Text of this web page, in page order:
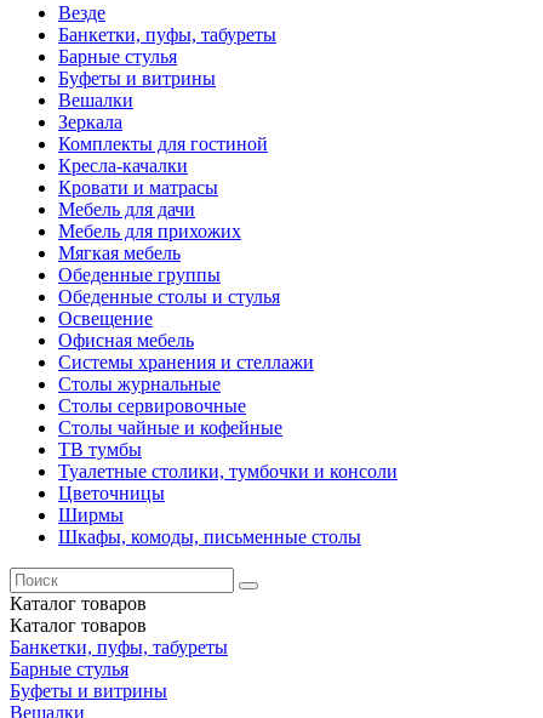
Везде
Банкетки, пуфы, табуреты
Барные стулья
Буфеты и витрины
Вешалки
Зеркала
Комплекты для гостиной
Кресла-качалки
Кровати и матрасы
Мебель для дачи
Мебель для прихожих
Мягкая мебель
Обеденные группы
Обеденные столы и стулья
Освещение
Офисная мебель
Системы хранения и стеллажи
Столы журнальные
Столы сервировочные
Столы чайные и кофейные
ТВ тумбы
Туалетные столики, тумбочки и консоли
Цветочницы
Ширмы
Шкафы, комоды, письменные столы
Каталог товаров
Каталог товаров
Банкетки, пуфы, табуреты
Барные стулья
Буфеты и витрины
Вешалки